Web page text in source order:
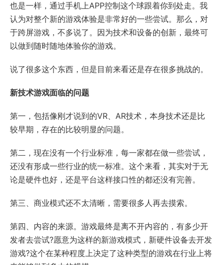
也是一样，通过手机上APP控制这个球跟着你到处走。我
认为对整个新的游戏体验是非常好的一些尝试。那么，对
于跨屏游戏，不多说了。因为技术和设备的创新，最终可
以做到随时随地体验你的游戏。
说了很多这个东西，但是目前来看还是存在很多挑战的。
新技术游戏面临的问题
第一，包括像刚才说到的VR、AR技术，本身技术还是比
较早期，存在的比较明显的问题。
第二，现在没有一个行业标准，每一家都在做一些尝试，
还没有形成一些行业的统一标准。这个来看，其实对于无
论是硬件也好，还是平台这样接口性的都还没有完善。
第三、商业模式还不太清晰，需要很多人再去摸索。
第四、内容的来源。游戏最终是离不开内容的，有多少开
发者去尝试?愿意为这样的新游戏模式，新硬件设备去开发
游戏?这个在某种程度上决定了这种类型的游戏在行业上将